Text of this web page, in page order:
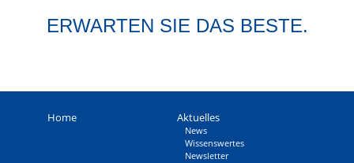
ERWARTEN SIE DAS BESTE.
Home Aktuelles
News
Wissens­wertes
Newsletter